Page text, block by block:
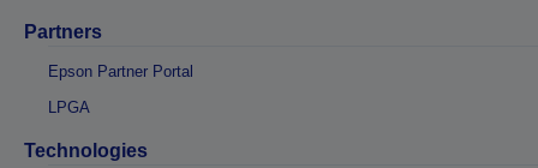
Partners
Epson Partner Portal
LPGA
Technologies